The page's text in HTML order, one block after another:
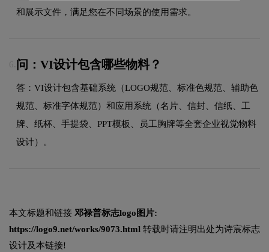
和展示文件，满足您在不同场景的使用需求。
6. 问：VI设计包含哪些物料？
答：VI设计包含基础系统（LOGO规范、标准色规范、辅助色
规范、标准字体规范）和应用系统（名片、信封、信纸、工
牌、纸杯、手提袋、PPT模板、员工胸牌等全套企业视觉物料
设计）。
本文标题和链接 邓禄普标志logo图片:
https://logo9.net/works/9073.html 转载时请注明出处为诗宸标志
设计及本链接!